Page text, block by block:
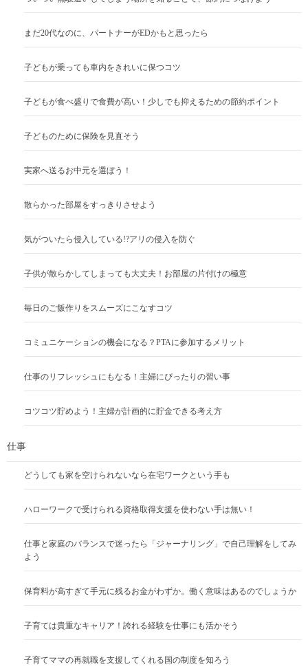
まだ20代なのに、パートナーがEDかもと思ったら
子どもが乗っても車内をきれいに保つコツ
子どもが食べ盛りで食費が高い！少しでも抑えるための節約ポイント
子どものために保険を見直そう
実家へ送るお中元を選ぼう！
散らかった部屋をすっきりさせよう
気がついたら侵入している!?アリの侵入を防ぐ
子供が散らかしてしまっても大丈夫！お部屋の片付けの極意
毎日のご飯作りをスムーズにこなすコツ
コミュニケーションの機会になる？PTAに参加するメリット
仕事のリフレッシュにもなる！主婦にぴったりの習い事
コツコツ貯めよう！主婦が計画的に貯金できる考え方
仕事
どうしても家を空けられないなら在宅ワークという手も
ハローワークで受けられる資格取得支援を使わない手は無い！
仕事と家庭のバランスで迷ったら「ジャーナリング」で自己理解をしてみ
よう
保育料が高すぎて手元に残るお金がわずか。働く意味はあるのでしょうか
子育ては貴重なキャリア！誇れる経験を仕事にも活かそう
子育てママの再就職を支援してくれる国の制度を知ろう